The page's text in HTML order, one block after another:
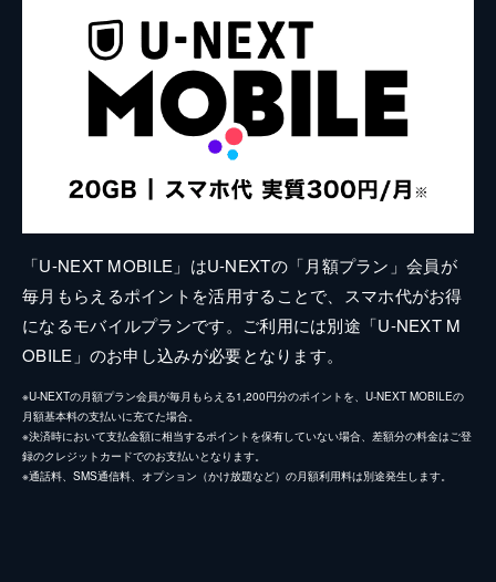
「U-NEXT MOBILE」はU-NEXTの「月額プラン」会員が
毎月もらえるポイントを活用することで、スマホ代がお得
になるモバイルプランです。ご利用には別途「U-NEXT M
OBILE」のお申し込みが必要となります。
※U-NEXTの月額プラン会員が毎月もらえる1,200円分のポイントを、U-NEXT MOBILEの
月額基本料の支払いに充てた場合。
※決済時において支払金額に相当するポイントを保有していない場合、差額分の料金はご登
録のクレジットカードでのお支払いとなります。
※通話料、SMS通信料、オプション（かけ放題など）の月額利用料は別途発生します。